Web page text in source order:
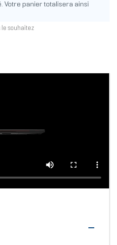
Votre panier totalisera ainsi
le souhaitez